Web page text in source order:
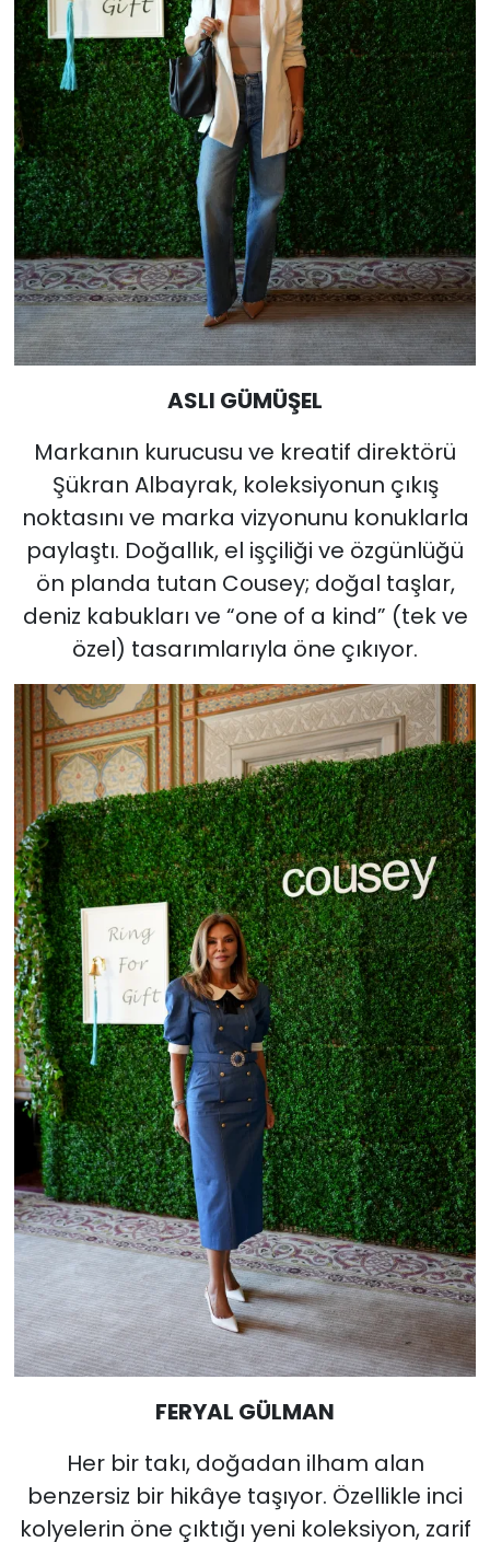
ASLI GÜMÜŞEL
Markanın kurucusu ve kreatif direktörü
Şükran Albayrak, koleksiyonun çıkış
noktasını ve marka vizyonunu konuklarla
paylaştı. Doğallık, el işçiliği ve özgünlüğü
ön planda tutan Cousey; doğal taşlar,
deniz kabukları ve “one of a kind” (tek ve
özel) tasarımlarıyla öne çıkıyor.
FERYAL GÜLMAN
Her bir takı, doğadan ilham alan
benzersiz bir hikâye taşıyor. Özellikle inci
kolyelerin öne çıktığı yeni koleksiyon, zarif